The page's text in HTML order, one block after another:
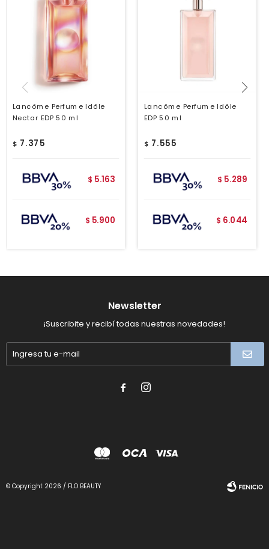
Lancôme Perfume Idôle
Nectar EDP 50 ml
$ 7.375
$ 5.163
$ 5.900
Lancôme Perfume Idôle
EDP 50 ml
$ 7.555
$ 5.289
$ 6.044
Newsletter
¡Suscribite y recibí todas nuestras novedades!
 
© Copyright 2026 / FLO BEAUTY